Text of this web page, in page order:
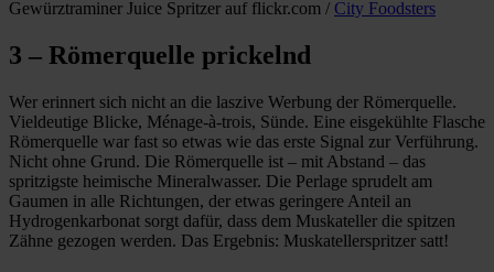
Gewürztraminer Juice Spritzer auf flickr.com / City Foodsters
3 – Römerquelle prickelnd
Wer erinnert sich nicht an die laszive Werbung der Römerquelle.
Vieldeutige Blicke, Ménage-à-trois, Sünde. Eine eisgekühlte Flasche
Römerquelle war fast so etwas wie das erste Signal zur Verführung.
Nicht ohne Grund. Die Römerquelle ist – mit Abstand – das
spritzigste heimische Mineralwasser. Die Perlage sprudelt am
Gaumen in alle Richtungen, der etwas geringere Anteil an
Hydrogenkarbonat sorgt dafür, dass dem Muskateller die spitzen
Zähne gezogen werden. Das Ergebnis: Muskatellerspritzer satt!